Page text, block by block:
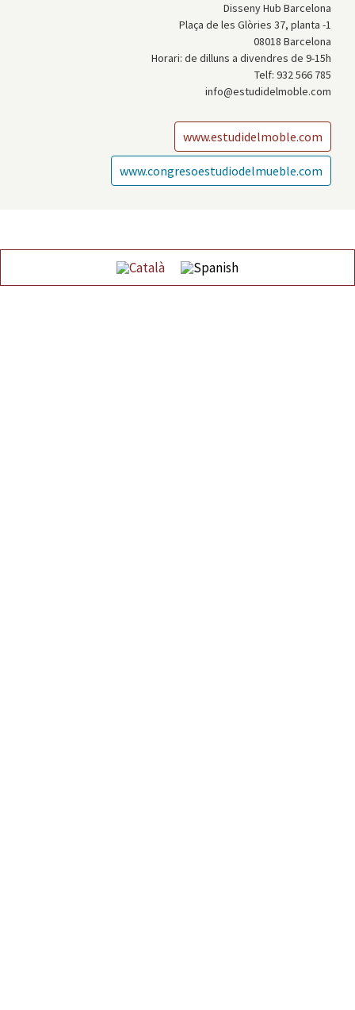
Disseny Hub Barcelona
Plaça de les Glòries 37, planta -1
08018 Barcelona
Horari: de dilluns a divendres de 9-15h
Telf: 932 566 785
info@estudidelmoble.com
www.estudidelmoble.com
www.congresoestudiodelmueble.com